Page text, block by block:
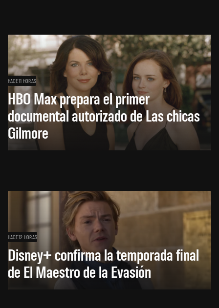
HACE 11 HORAS
HBO Max prepara el primer
documental autorizado de Las chicas
Gilmore
HACE 12 HORAS
Disney+ confirma la temporada final
de El Maestro de la Evasión